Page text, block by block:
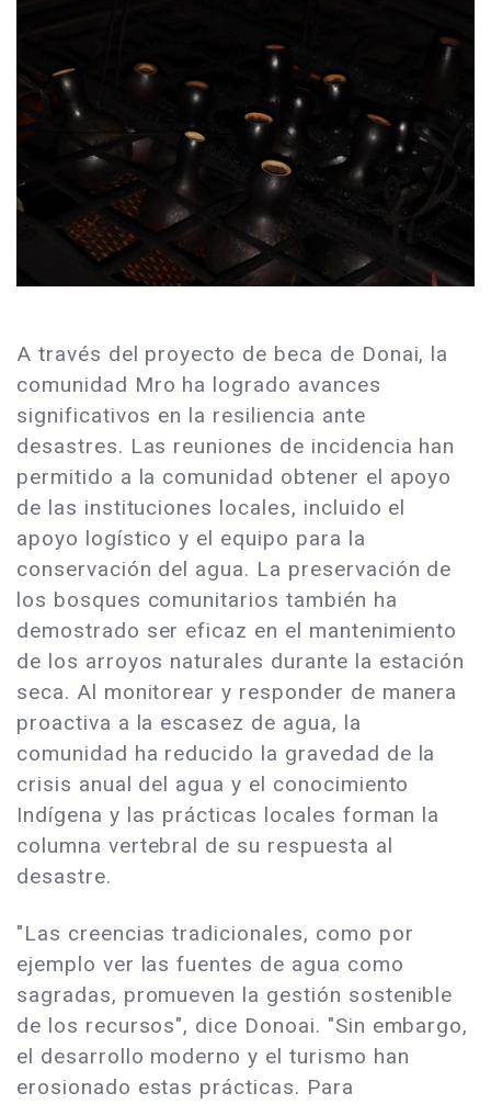
A través del proyecto de beca de Donai, la
comunidad Mro ha logrado avances
significativos en la resiliencia ante
desastres. Las reuniones de incidencia han
permitido a la comunidad obtener el apoyo
de las instituciones locales, incluido el
apoyo logístico y el equipo para la
conservación del agua. La preservación de
los bosques comunitarios también ha
demostrado ser eficaz en el mantenimiento
de los arroyos naturales durante la estación
seca. Al monitorear y responder de manera
proactiva a la escasez de agua, la
comunidad ha reducido la gravedad de la
crisis anual del agua y el conocimiento
Indígena y las prácticas locales forman la
columna vertebral de su respuesta al
desastre.
"Las creencias tradicionales, como por
ejemplo ver las fuentes de agua como
sagradas, promueven la gestión sostenible
de los recursos", dice Donoai. "Sin embargo,
el desarrollo moderno y el turismo han
erosionado estas prácticas. Para